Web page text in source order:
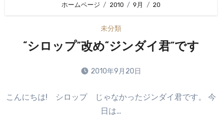
ホームページ 2010 9月 20
未分類
“シロップ”改め“ジンダイ君”です
2010年9月20日
メ
ン
こんにちは! シロップ じゃなかったジンダイ君です。 今
日は…